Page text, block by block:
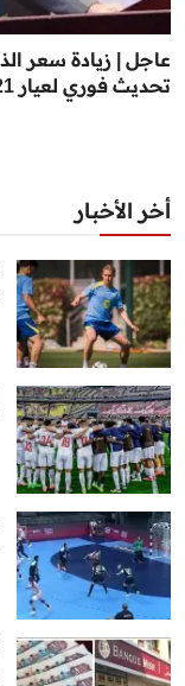
تحديث فوري لعيار 21
أخر الأخبار